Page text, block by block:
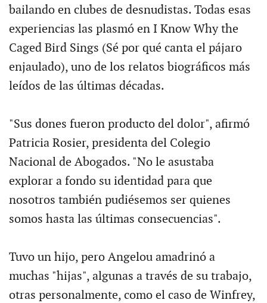
bailando en clubes de desnudistas. Todas esas
experiencias las plasmó en I Know Why the
Caged Bird Sings (Sé por qué canta el pájaro
enjaulado), uno de los relatos biográficos más
leídos de las últimas décadas.
"Sus dones fueron producto del dolor", afirmó
Patricia Rosier, presidenta del Colegio
Nacional de Abogados. "No le asustaba
explorar a fondo su identidad para que
nosotros también pudiésemos ser quienes
somos hasta las últimas consecuencias".
Tuvo un hijo, pero Angelou amadrinó a
muchas "hijas", algunas a través de su trabajo,
otras personalmente, como el caso de Winfrey,